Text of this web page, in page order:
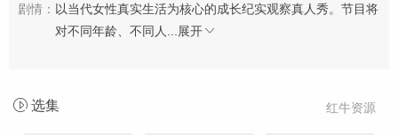
剧情： 以当代女性真实生活为核心的成长纪实观察真人秀。节目将
对不同年龄、不同人...
展开
红牛资源
选集